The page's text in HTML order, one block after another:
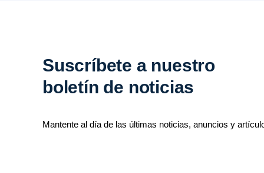
Suscríbete a nuestro
boletín de noticias
Mantente al día de las últimas noticias, anuncios y